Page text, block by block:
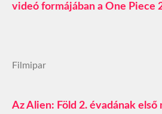
videó formájában a One Piece
Filmipar
Az Alien: Föld 2. évadának első